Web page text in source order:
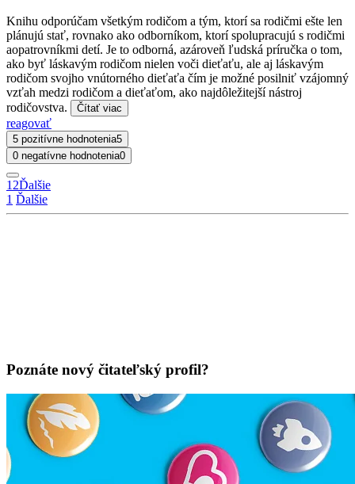
Knihu odporúčam všetkým rodičom a tým, ktorí sa rodičmi ešte len
plánujú stať, rovnako ako odborníkom, ktorí spolupracujú s rodičmi
aopatrovníkmi detí. Je to odborná, azároveň ľudská príručka o tom,
ako byť láskavým rodičom nielen voči dieťaťu, ale aj láskavým
rodičom svojho vnútorného dieťaťa čím je možné posilniť vzájomný
vzťah medzi rodičom a dieťaťom, ako najdôležitejší nástroj
rodičovstva.
Čítať viac
reagovať
5 pozitívne hodnotenia5
0 negatívne hodnotenia0
1 2Ďalšie
1 Ďalšie
Poznáte nový čitateľský profil?